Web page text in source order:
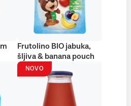
Frutolino BIO jabuka,
šljiva & banana pouch
NOVO